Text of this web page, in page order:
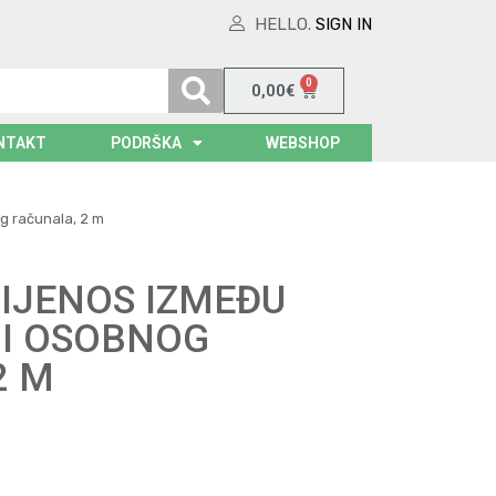
HELLO. SIGN IN
0,00€ 0
PODRŠKA WEBSHOP
računala, 2 m
IZMEĐU
OSOBNOG
M